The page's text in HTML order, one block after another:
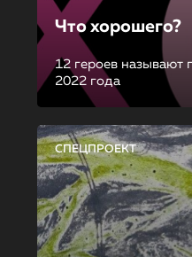
Что хорошего?
12 героев называют
2022 года
СПЕЦПРОЕКТ